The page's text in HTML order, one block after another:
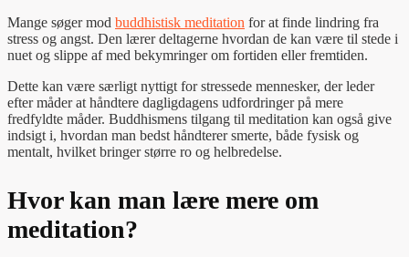
Mange søger mod buddhistisk meditation for at finde lindring fra
stress og angst. Den lærer deltagerne hvordan de kan være til stede i
nuet og slippe af med bekymringer om fortiden eller fremtiden.
Dette kan være særligt nyttigt for stressede mennesker, der leder
efter måder at håndtere dagligdagens udfordringer på mere
fredfyldte måder. Buddhismens tilgang til meditation kan også give
indsigt i, hvordan man bedst håndterer smerte, både fysisk og
mentalt, hvilket bringer større ro og helbredelse.
Hvor kan man lære mere om
meditation?